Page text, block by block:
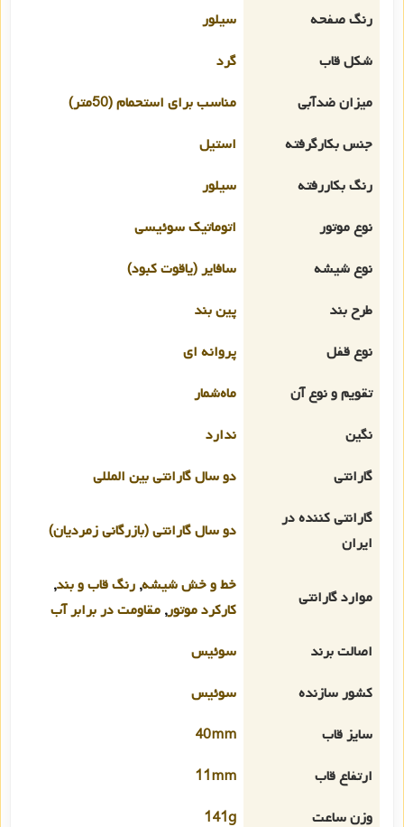
رنگ صفحه
سیلور
شکل قاب
گرد
میزان ضدآبی
مناسب برای استحمام (50متر)
جنس بکارگرفته
استیل
رنگ بکاررفته
سیلور
نوع موتور
اتوماتیک سوئیسی
نوع شیشه
سافایر (یاقوت کبود)
طرح بند
پین بند
نوع قفل
پروانه ای
تقویم و نوع آن
ماه‌شمار
نگین
ندارد
گارانتی
دو سال گارانتی بین المللی
گارانتی کننده در
ایران
دو سال گارانتی (بازرگانی زمردیان)
موارد گارانتی
خط و خش شیشه, رنگ قاب و بند,
کارکرد موتور, مقاومت در برابر آب
اصالت برند
سوئیس
کشور سازنده
سوئیس
سایز قاب
40mm
ارتفاع قاب
11mm
وزن ساعت
141g